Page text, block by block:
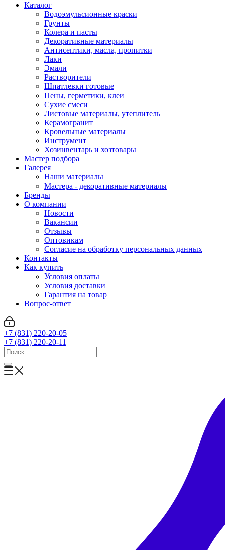
Каталог
Водоэмульсионные краски
Грунты
Колера и пасты
Декоративные материалы
Антисептики, масла, пропитки
Лаки
Эмали
Растворители
Шпатлевки готовые
Пены, герметики, клеи
Сухие смеси
Листовые материалы, утеплитель
Керамогранит
Кровельные материалы
Инструмент
Хозинвентарь и хозтовары
Мастер подбора
Галерея
Наши материалы
Мастера - декоративные материалы
Бренды
О компании
Новости
Вакансии
Отзывы
Оптовикам
Cогласие на обработку персональных данных
Контакты
Как купить
Условия оплаты
Условия доставки
Гарантия на товар
Вопрос-ответ
+7 (831) 220-20-05
+7 (831) 220-20-11